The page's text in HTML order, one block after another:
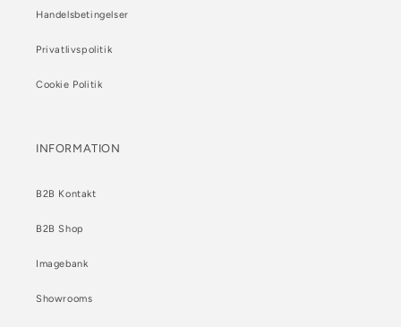
Handelsbetingelser
Privatlivspolitik
Cookie Politik
INFORMATION
B2B Kontakt
B2B Shop
Imagebank
Showrooms